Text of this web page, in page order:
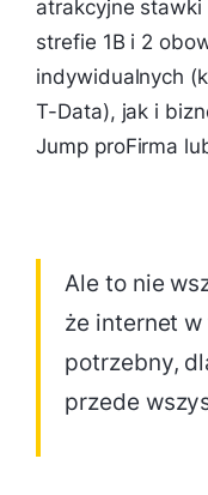
atrakcyjne stawki
strefie 1B i 2
indywidualnych
T-Data), jak i
Jump proFirma
Ale to nie
że internet
potrzebny,
przede